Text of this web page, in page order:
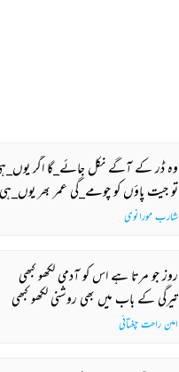
وہ ڈر کے آگے نکل جائے_گا اگر
تو جیت پاؤں کو چومے_گی عمر بھر یوں_ہی
شارب مورانوی
روز جو مرتا ہے اس کو آدمی لکھو کبھی
تیرگی کے باب میں بھی روشنی لکھو کبھی
امین راحت چغتائی